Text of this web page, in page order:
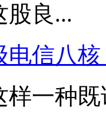
股良...
电信八
样一种